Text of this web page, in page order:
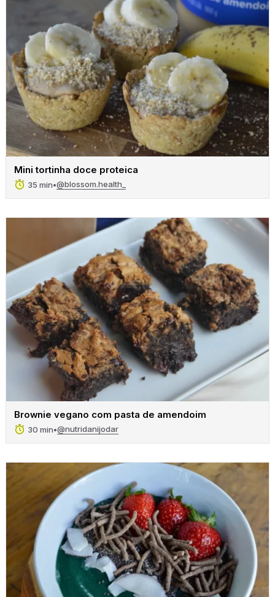
Mini tortinha doce proteica
35 min•@blossom.health_
Brownie vegano com pasta de amendoim
30 min•@nutridanijodar